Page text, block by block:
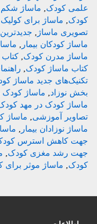
علمی کودک, ماساژ
کودک, ماساژ برای کولیک
تصویری ماساژ ,
ماساژ کودکان بیمار ,
ماساژ مدرن کودک,
کتاب ماساژ کودک,
تکنیک‌های جدید ماساژ
بخش نوزاد, ماساژ
ماساژ کودک در مهد
تصاویر آموزشی, ماساژ
ماساژ نوزادان بیمار ,
جهت کاهش استرس
جهت رشد مغزی کودک,
کودک, ماساژ موثر برای